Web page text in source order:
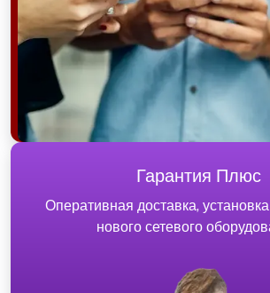
Гарантия Плюс
Оперативная доставка,
нового сетевого